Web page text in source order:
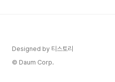
Designed by 티스토리
© Daum Corp.